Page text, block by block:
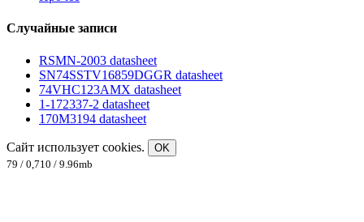
Случайные записи
RSMN-2003 datasheet
SN74SSTV16859DGGR datasheet
74VHC123AMX datasheet
1-172337-2 datasheet
170M3194 datasheet
Сайт использует cookies.
OK
79 / 0,710 / 9.96mb